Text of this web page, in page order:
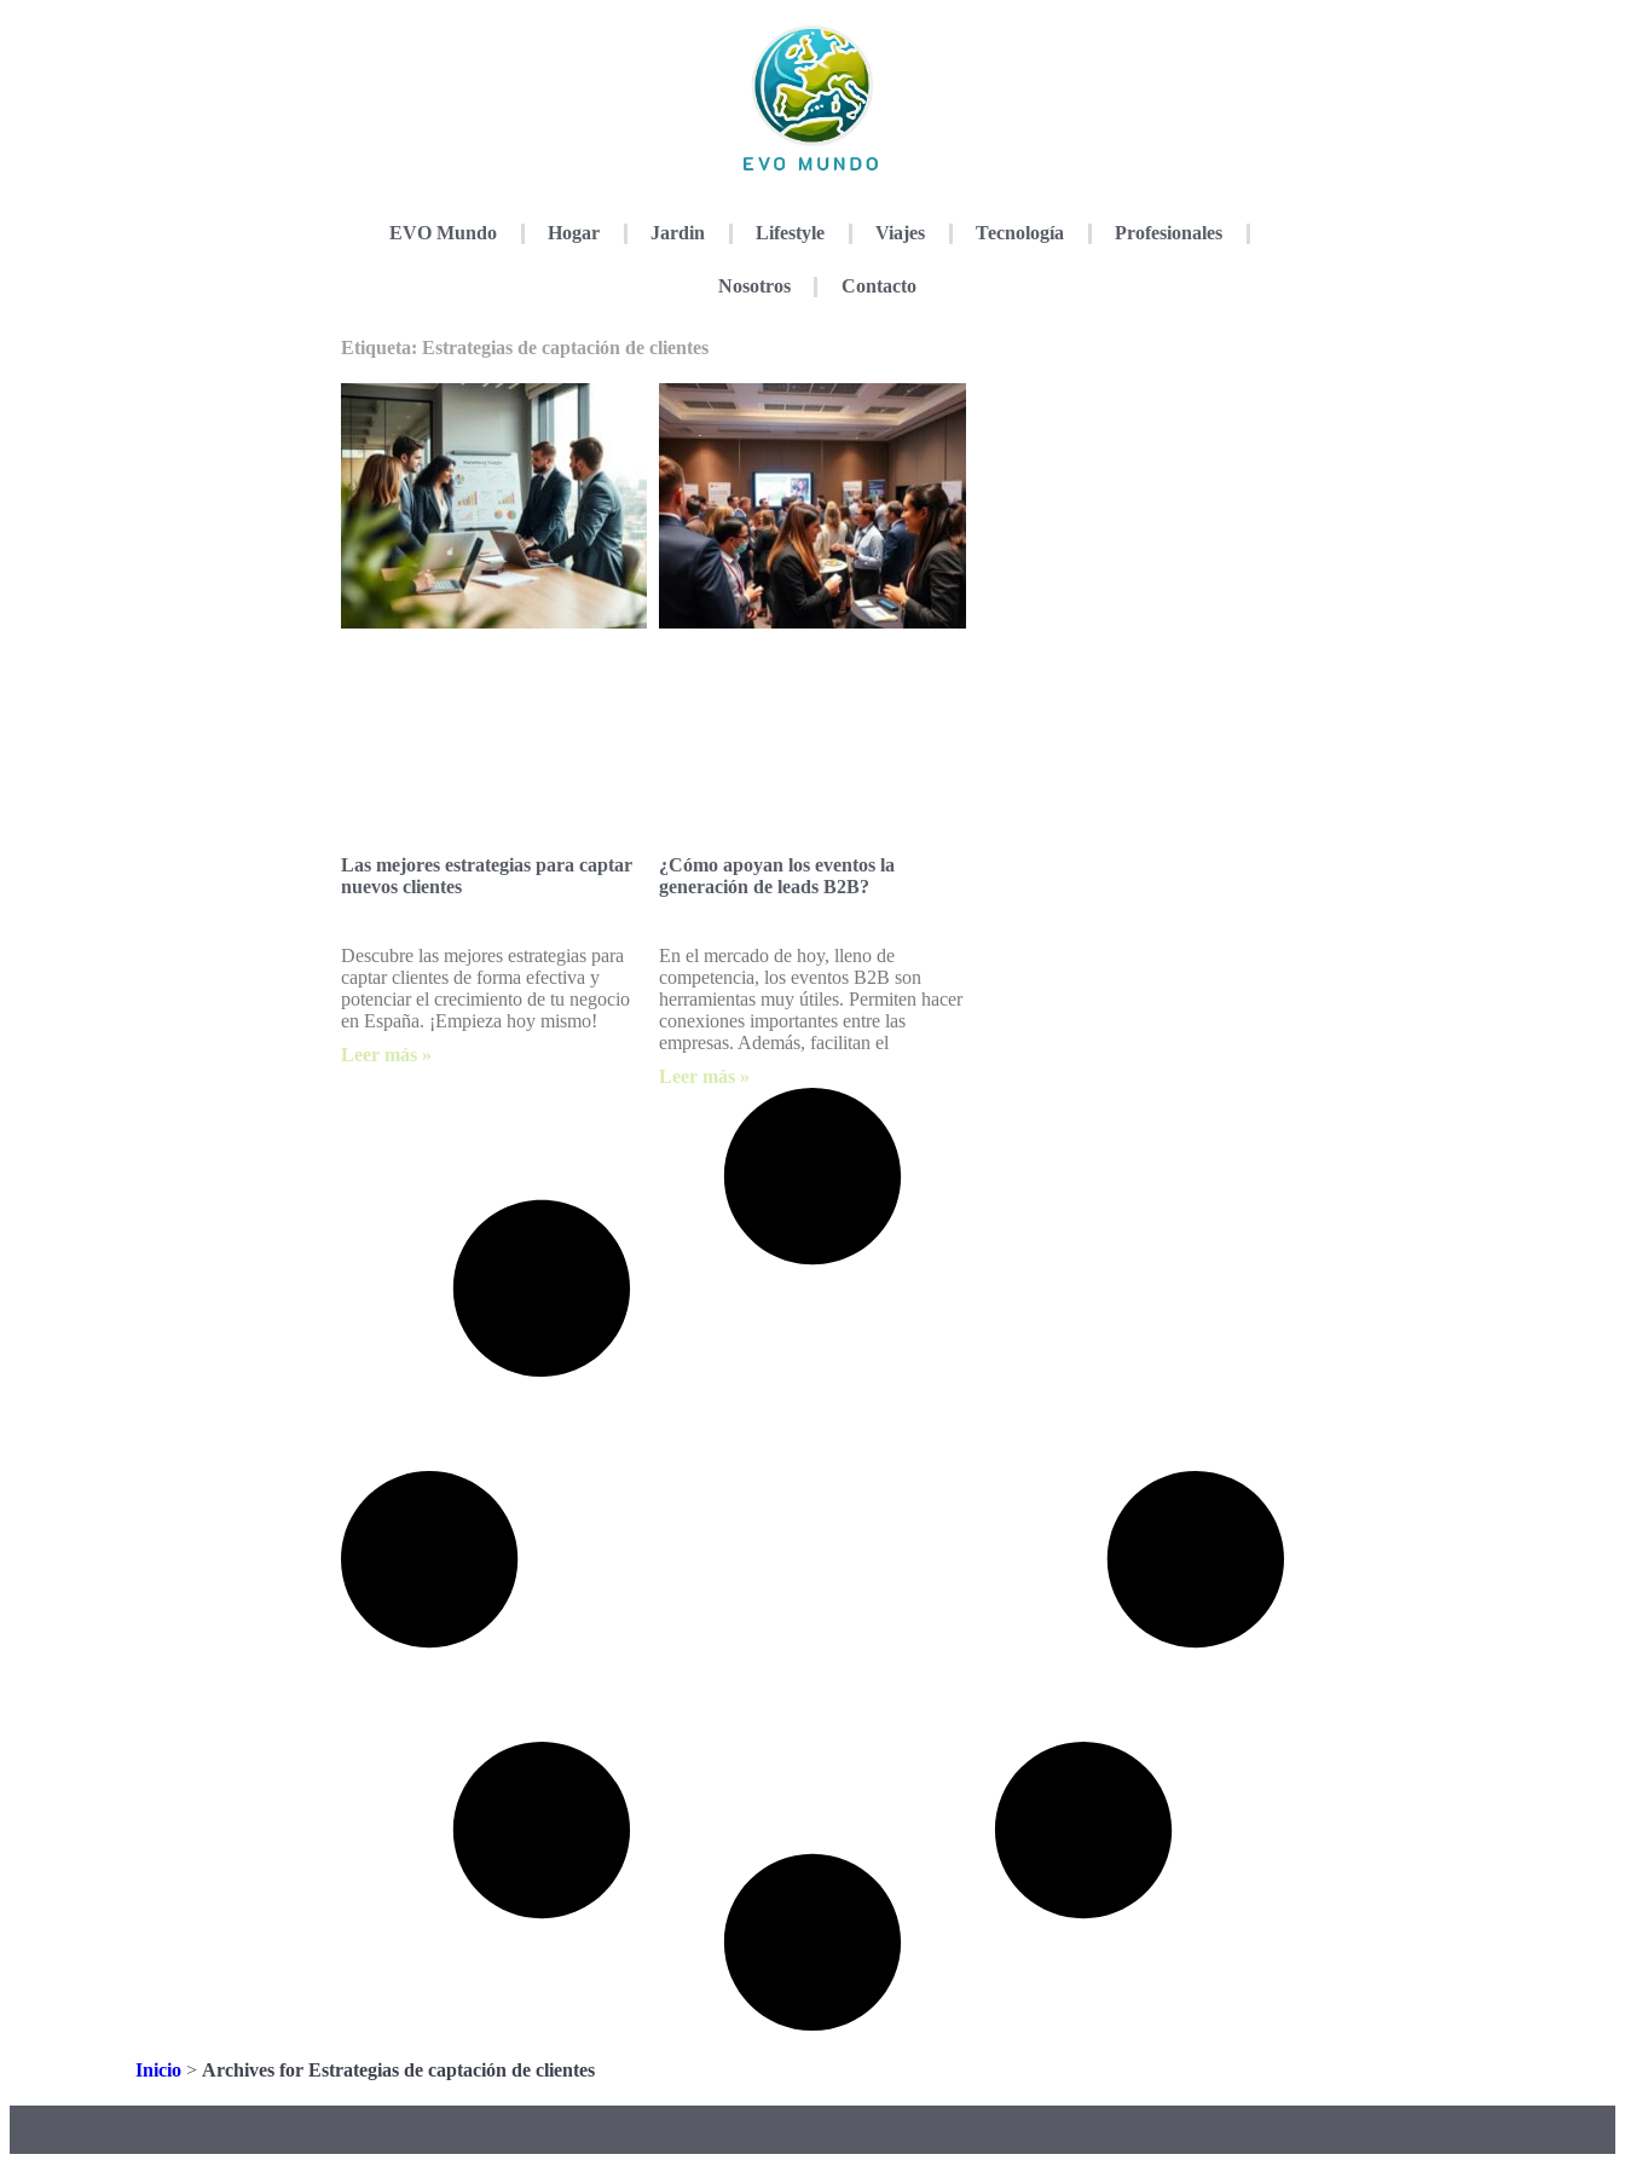
EVO Mundo Hogar Jardin Lifestyle Viajes Tecnología Profesionales
Nosotros Contacto
Etiqueta: Estrategias de captación de clientes
Las mejores estrategias para captar
nuevos clientes
Descubre las mejores estrategias para
captar clientes de forma efectiva y
potenciar el crecimiento de tu negocio
en España. ¡Empieza hoy mismo!
Leer más »
¿Cómo apoyan los eventos la
generación de leads B2B?
En el mercado de hoy, lleno de
competencia, los eventos B2B son
herramientas muy útiles. Permiten hacer
conexiones importantes entre las
empresas. Además, facilitan el
Leer más »
Inicio > Archives for Estrategias de captación de clientes